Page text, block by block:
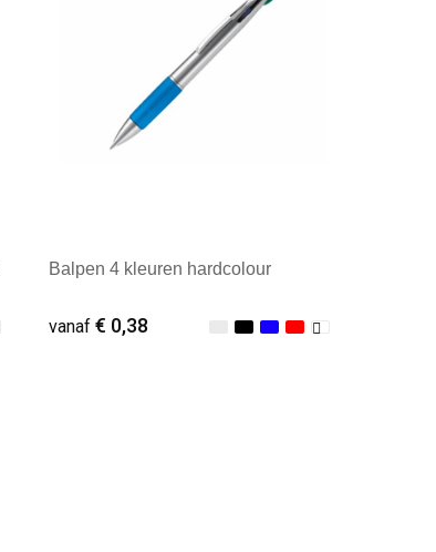
Balpen 4 kleuren hardcolour
vanaf € 0,38